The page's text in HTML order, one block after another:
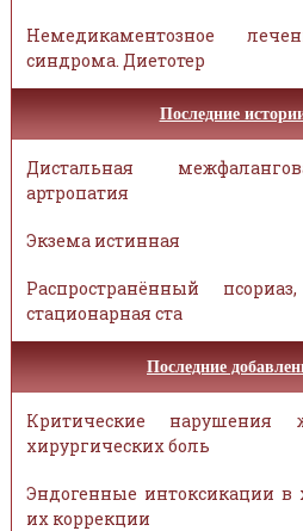
Немедикаментозное
синдрома. Диетотер
Последние
Дистальная
артропатия
Экзема истинная
Распространённый
стационарная ста
Последние
Критические нарушения
хирургических боль
Эндогенные интоксикации
их коррекции